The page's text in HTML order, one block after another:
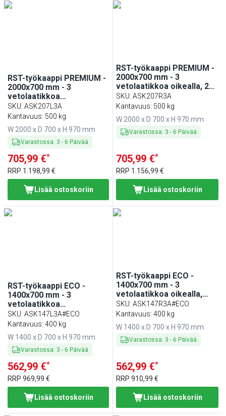
RST-työkaappi PREMIUM -
2000x700 mm - 3
vetolaatikkoa
vasemmalla, liukuovet -
roiskesuoja
SKU: ASK207L3A
Kantavuus: 500 kg
W 2000 x D 700 x H 970 mm
Varastossa: 3 - 6 Päivää
705,99 €*
RRP 1.198,99 €
Lisää ostoskoriin
RST-työkaappi PREMIUM -
2000x700 mm - 3
vetolaatikkoa oikealla, 2
liukuovea - roiskesuoja
SKU:ASK207R3A
Kantavuus: 500 kg
W 2000 x D 700 x H 970 mm
Varastossa: 3 - 6 Päivää
705,99 €*
RRP 1.156,99 €
Lisää ostoskoriin
RST-työkaappi ECO -
1400x700 mm - 3
vetolaatikkoa
vasemmalla, liukuovet -
roiskesuoja
SKU: ASK147L3A#ECO
Kantavuus: 400 kg
W 1400 x D 700 x H 970 mm
Varastossa: 3 - 6 Päivää
562,99 €*
RRP 969,99 €
Lisää ostoskoriin
RST-työkaappi ECO -
1400x700 mm - 3
vetolaatikkoa oikealla,
liukuovet - roiskesuoja
SKU:ASK147R3A#ECO
Kantavuus: 400 kg
W 1400 x D 700 x H 970 mm
Varastossa: 3 - 6 Päivää
562,99 €*
RRP910,99 €
Lisää ostoskoriin